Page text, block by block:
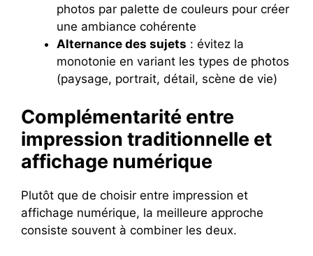
photos par palette de couleurs pour créer
une ambiance cohérente
Alternance des sujets : évitez la
monotonie en variant les types de photos
(paysage, portrait, détail, scène de vie)
Complémentarité entre
impression traditionnelle et
affichage numérique
Plutôt que de choisir entre impression et
affichage numérique, la meilleure approche
consiste souvent à combiner les deux.